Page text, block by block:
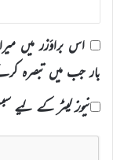
اس براؤزر میں
بار جب میں تبصرہ
نیوز لیٹر کے لیے